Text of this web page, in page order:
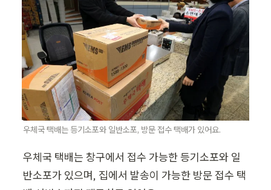
우체국 택배는 등기소포와 일반소포, 방문 접수 택배가 있어요.
우체국 택배는 창구에서 접수 가능한 등기소포와 일
반소포가 있으며, 집에서 발송이 가능한 방문 접수 택